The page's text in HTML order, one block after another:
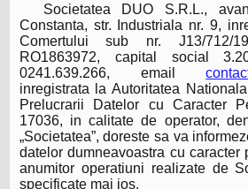
Societatea DUO S.R.L.,
Constanta, str. Industriala nr. 9,
Comertului sub nr. J13/712/
RO1863972, capital social
0241.639.266, email
inregistrata la Autoritatea
Prelucrarii Datelor cu Caracter
17036, in calitate de operator,
„Societatea”, doreste sa va
datelor dumneavoastra cu caracter
anumitor operatiuni realizate de
specificate mai jos.